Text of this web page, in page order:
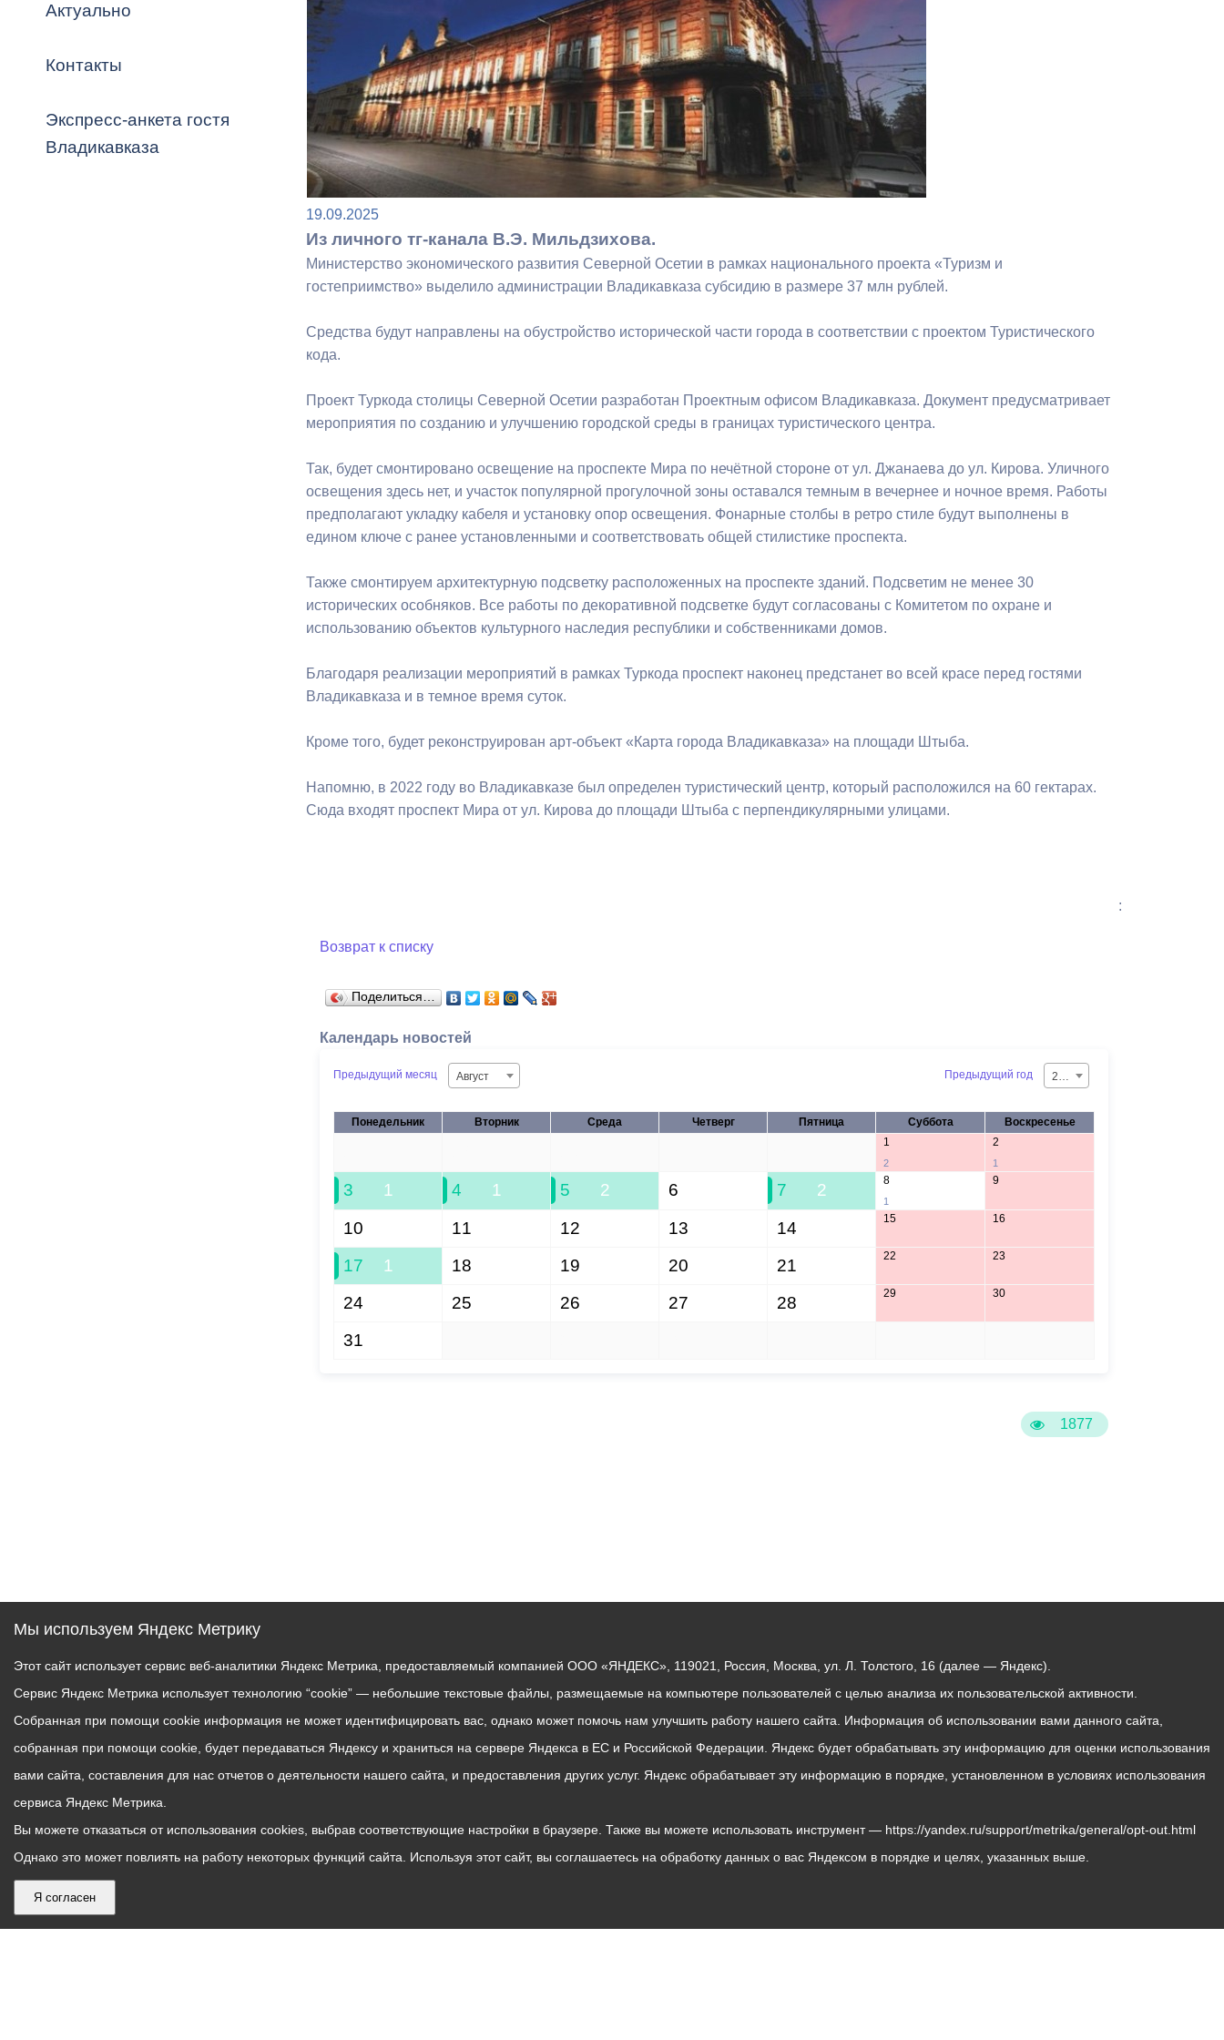
Владикавказ
Распоряжения, постановления Кадровая политика
ОРВ и экспертиза НПА Контактная информация Градостроительная деятельность
Оценка деятельности органов
местного самоуправления
Списки граждан, состоящих на
учете в качестве нуждающихся в
улучшении жилищных условий по
г. Владикавказ
Формирование комфортной
городской среды
Бюджет для граждан
Открытые данные
Общественное обсуждение
документов стратегического
планирования
чрезвычайных ситуациях
Информация о результатах
самоуправления
Бесплатная юридическая помощь
Муниципальный контроль Выборы 2026
Актуально
Контакты
Экспресс-анкета гостя
Владикавказа
1877
19.09.2025
Из личного тг-канала В.Э. Мильдзихова.
Министерство экономического развития Северной Осетии в рамках национального проекта «Туризм и
гостеприимство» выделило администрации Владикавказа субсидию в размере 37 млн рублей.
Средства будут направлены на обустройство исторической части города в соответствии с проектом Туристического
кода.
Проект Туркода столицы Северной Осетии разработан Проектным офисом Владикавказа. Документ предусматривает
мероприятия по созданию и улучшению городской среды в границах туристического центра.
Так, будет смонтировано освещение на проспекте Мира по нечётной стороне от ул. Джанаева до ул. Кирова. Уличного
освещения здесь нет, и участок популярной прогулочной зоны оставался темным в вечернее и ночное время. Работы
предполагают укладку кабеля и установку опор освещения. Фонарные столбы в ретро стиле будут выполнены в
едином ключе с ранее установленными и соответствовать общей стилистике проспекта.
Также смонтируем архитектурную подсветку расположенных на проспекте зданий. Подсветим не менее 30
исторических особняков. Все работы по декоративной подсветке будут согласованы с Комитетом по охране и
использованию объектов культурного наследия республики и собственниками домов.
Благодаря реализации мероприятий в рамках Туркода проспект наконец предстанет во всей красе перед гостями
Владикавказа и в темное время суток.
Кроме того, будет реконструирован арт-объект «Карта города Владикавказа» на площади Штыба.
Напомню, в 2022 году во Владикавказе был определен туристический центр, который расположился на 60 гектарах.
Сюда входят проспект Мира от ул. Кирова до площади Штыба с перпендикулярными улицами.
:
Возврат к списку
Поделиться…
Календарь новостей
Предыдущий месяц Август Предыдущий год 2026
Понедельник Вторник Среда Четверг Пятница Суббота Воскресенье
1
2
2
1
3 1 4 1 5 2 6 7 2 8
1
9
10 11 12 13 14 15 16
17 1 18 19 20 21 22 23
24 25 26 27 28 29 30
31
Мы используем Яндекс Метрику
Этот сайт использует сервис веб-аналитики Яндекс Метрика, предоставляемый компанией ООО «ЯНДЕКС», 119021, Россия, Москва, ул. Л. Толстого, 16 (далее — Яндекс).
Сервис Яндекс Метрика использует технологию “cookie” — небольшие текстовые файлы, размещаемые на компьютере пользователей с целью анализа их пользовательской активности.
Собранная при помощи cookie информация не может идентифицировать вас, однако может помочь нам улучшить работу нашего сайта. Информация об использовании вами данного сайта,
собранная при помощи cookie, будет передаваться Яндексу и храниться на сервере Яндекса в ЕС и Российской Федерации. Яндекс будет обрабатывать эту информацию для оценки использования
вами сайта, составления для нас отчетов о деятельности нашего сайта, и предоставления других услуг. Яндекс обрабатывает эту информацию в порядке, установленном в условиях использования
сервиса Яндекс Метрика.
Вы можете отказаться от использования cookies, выбрав соответствующие настройки в браузере. Также вы можете использовать инструмент — https://yandex.ru/support/metrika/general/opt-out.html
Однако это может повлиять на работу некоторых функций сайта. Используя этот сайт, вы соглашаетесь на обработку данных о вас Яндексом в порядке и целях, указанных выше.
Я согласен